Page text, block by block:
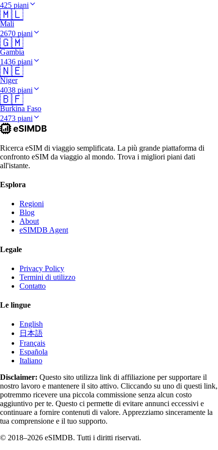
425 piani
🇲🇱
Mali
2670 piani
🇬🇲
Gambia
1436 piani
🇳🇪
Niger
4038 piani
🇧🇫
Burkina Faso
2473 piani
Ricerca eSIM di viaggio semplificata. La più grande piattaforma di
confronto eSIM da viaggio al mondo. Trova i migliori piani dati
all'istante.
Esplora
Regioni
Blog
About
eSIMDB Agent
Legale
Privacy Policy
Termini di utilizzo
Contatto
Le lingue
English
日本語
Français
Española
Italiano
Disclaimer: Questo sito utilizza link di affiliazione per supportare il
nostro lavoro e mantenere il sito attivo. Cliccando su uno di questi link,
potremmo ricevere una piccola commissione senza alcun costo
aggiuntivo per te. Questo ci permette di evitare annunci eccessivi e
continuare a fornire contenuti di valore. Apprezziamo sinceramente la
tua comprensione e il tuo supporto.
© 2018–2026 eSIMDB. Tutti i diritti riservati.